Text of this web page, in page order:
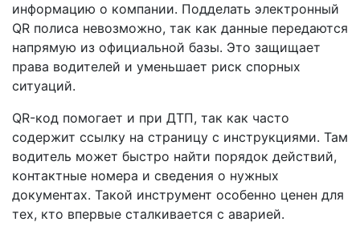
информацию о компании. Подделать электронный
QR полиса невозможно, так как данные передаются
напрямую из официальной базы. Это защищает
права водителей и уменьшает риск спорных
ситуаций.
QR-код помогает и при ДТП, так как часто
содержит ссылку на страницу с инструкциями. Там
водитель может быстро найти порядок действий,
контактные номера и сведения о нужных
документах. Такой инструмент особенно ценен для
тех, кто впервые сталкивается с аварией.